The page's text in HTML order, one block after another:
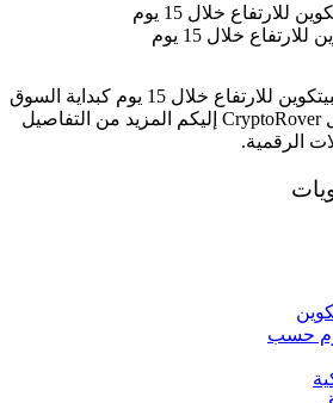
خلال 15 يوم
توقع انطلاق البيتكوين للارتفاع خلال 15 يوم كبداية السوق
الصاعدة حسب رأي محلل CryptoRover إليكم المزيد من التفاصيل
الرقمية.
خلال 15 يوم حسب